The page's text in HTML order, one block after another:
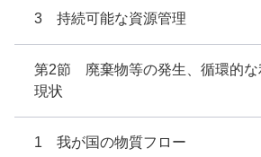
3 持続可能な資源管理
第2節 廃棄物等の発生、循環的な
現状
1 我が国の物質フロー